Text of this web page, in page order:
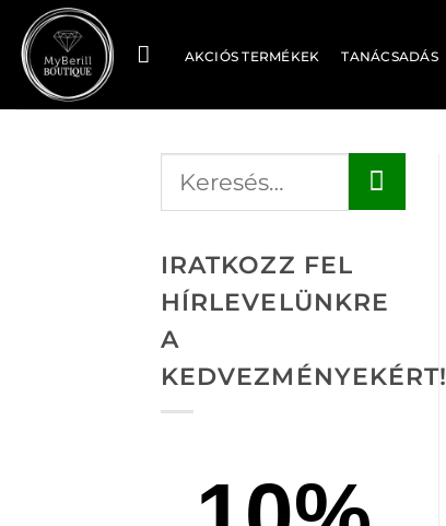
Skip
to
content
AKCIÓS TERMÉKEK TANÁCSADÁS
IRATKOZZ FEL
HÍRLEVELÜNKRE
A
KEDVEZMÉNYEKÉRT!